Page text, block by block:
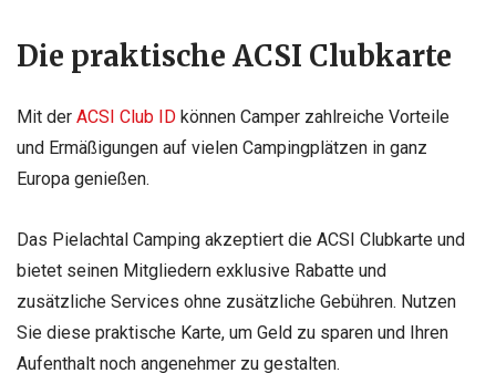
Die praktische ACSI Clubkarte
Mit der ACSI Club ID können Camper zahlreiche Vorteile
und Ermäßigungen auf vielen Campingplätzen in ganz
Europa genießen.
Das Pielachtal Camping akzeptiert die ACSI Clubkarte und
bietet seinen Mitgliedern exklusive Rabatte und
zusätzliche Services ohne zusätzliche Gebühren. Nutzen
Sie diese praktische Karte, um Geld zu sparen und Ihren
Aufenthalt noch angenehmer zu gestalten.